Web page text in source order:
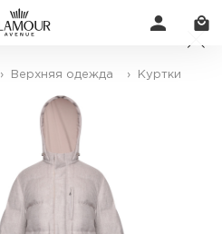
› Верхняя одежда › Куртки